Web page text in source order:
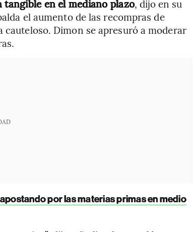
en el mediano plazo, dijo en su
el aumento de las recompras de
Dimon se apresuró a moderar
por las materias primas en medio